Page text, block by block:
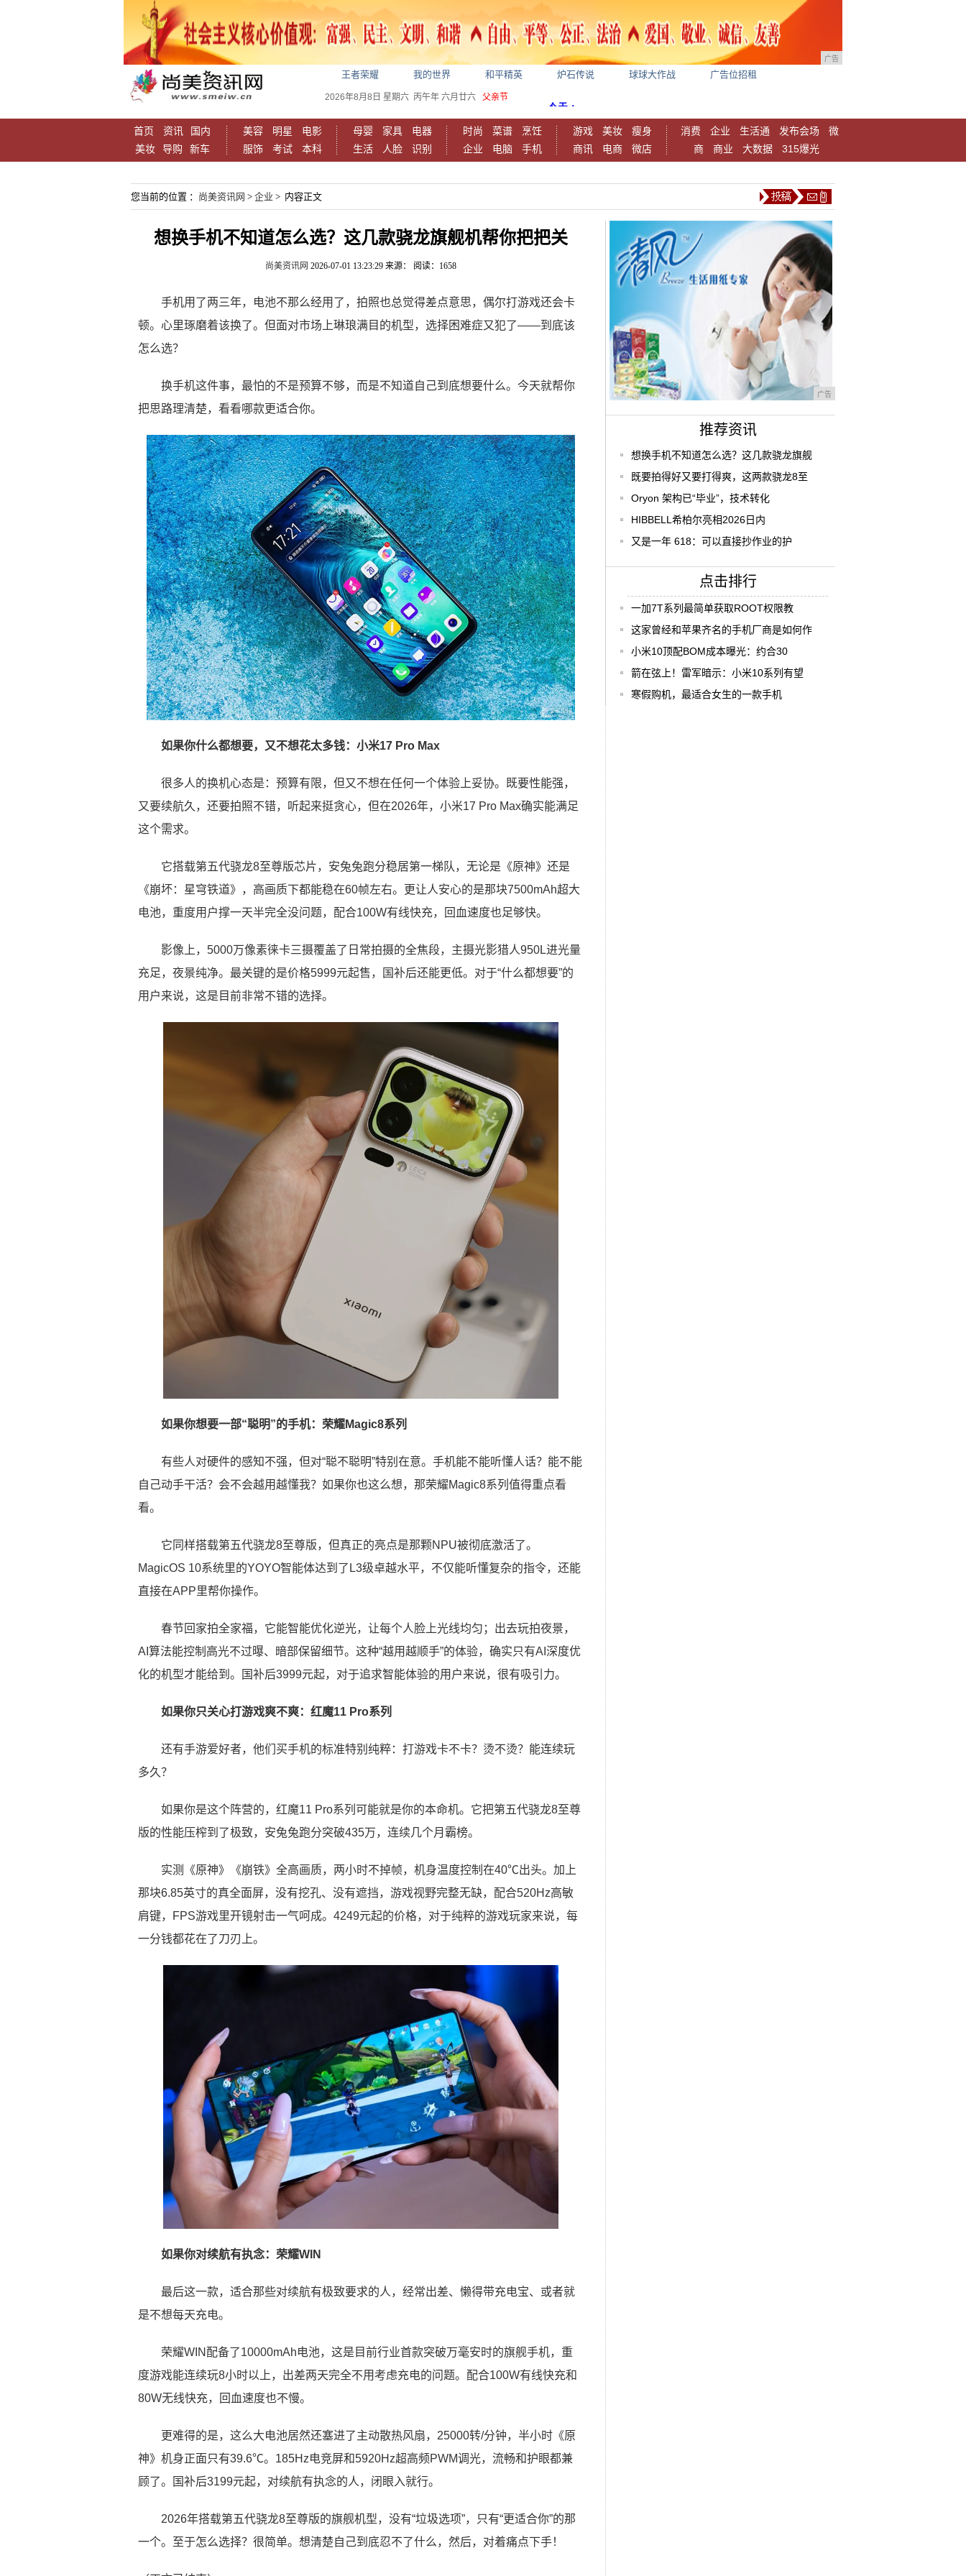
广告
王者荣耀 我的世界 和平精英 炉石传说 球球大作战 广告位招租
2026年8月8日 星期六 丙午年 六月廿六 父亲节
首页 资讯
国内
美妆
导购 新车
美容 明星
电影
服饰
考试 本科
母婴 家具
电器
生活
人脸 识别
时尚 菜谱
烹饪
企业
电脑 手机
游戏 美妆
瘦身
商讯
电商 微店
消费 企业 生活通 发布会场
微
商
商业 大数据 315爆光
您当前的位置 ： 尚美资讯网 > 企业 > 内容正文
想换手机不知道怎么选？这几款骁龙旗舰机帮你把把关
尚美资讯网 2026-07-01 13:23:29 来源： 阅读：1658
手机用了两三年，电池不那么经用了，拍照也总觉得差点意思，偶尔打游戏还会卡
顿。心里琢磨着该换了。但面对市场上琳琅满目的机型，选择困难症又犯了——到底该
怎么选？
换手机这件事，最怕的不是预算不够，而是不知道自己到底想要什么。今天就帮你
把思路理清楚，看看哪款更适合你。
如果你什么都想要，又不想花太多钱：小米17 Pro Max
很多人的换机心态是：预算有限，但又不想在任何一个体验上妥协。既要性能强，
又要续航久，还要拍照不错，听起来挺贪心，但在2026年，小米17 Pro Max确实能满足
这个需求。
它搭载第五代骁龙8至尊版芯片，安兔兔跑分稳居第一梯队，无论是《原神》还是
《崩坏：星穹铁道》，高画质下都能稳在60帧左右。更让人安心的是那块7500mAh超大
电池，重度用户撑一天半完全没问题，配合100W有线快充，回血速度也足够快。
影像上，5000万像素徕卡三摄覆盖了日常拍摄的全焦段，主摄光影猎人950L进光量
充足，夜景纯净。最关键的是价格5999元起售，国补后还能更低。对于“什么都想要”的
用户来说，这是目前非常不错的选择。
如果你想要一部“聪明”的手机：荣耀Magic8系列
有些人对硬件的感知不强，但对“聪不聪明”特别在意。手机能不能听懂人话？能不能
自己动手干活？会不会越用越懂我？如果你也这么想，那荣耀Magic8系列值得重点看
看。
它同样搭载第五代骁龙8至尊版，但真正的亮点是那颗NPU被彻底激活了。
MagicOS 10系统里的YOYO智能体达到了L3级卓越水平，不仅能听懂复杂的指令，还能
直接在APP里帮你操作。
春节回家拍全家福，它能智能优化逆光，让每个人脸上光线均匀；出去玩拍夜景，
AI算法能控制高光不过曝、暗部保留细节。这种“越用越顺手”的体验，确实只有AI深度优
化的机型才能给到。国补后3999元起，对于追求智能体验的用户来说，很有吸引力。
如果你只关心打游戏爽不爽：红魔11 Pro系列
还有手游爱好者，他们买手机的标准特别纯粹：打游戏卡不卡？烫不烫？能连续玩
多久？
如果你是这个阵营的，红魔11 Pro系列可能就是你的本命机。它把第五代骁龙8至尊
版的性能压榨到了极致，安兔兔跑分突破435万，连续几个月霸榜。
实测《原神》《崩铁》全高画质，两小时不掉帧，机身温度控制在40℃出头。加上
那块6.85英寸的真全面屏，没有挖孔、没有遮挡，游戏视野完整无缺，配合520Hz高敏
肩键，FPS游戏里开镜射击一气呵成。4249元起的价格，对于纯粹的游戏玩家来说，每
一分钱都花在了刀刃上。
如果你对续航有执念：荣耀WIN
最后这一款，适合那些对续航有极致要求的人，经常出差、懒得带充电宝、或者就
是不想每天充电。
荣耀WIN配备了10000mAh电池，这是目前行业首款突破万毫安时的旗舰手机，重
度游戏能连续玩8小时以上，出差两天完全不用考虑充电的问题。配合100W有线快充和
80W无线快充，回血速度也不慢。
更难得的是，这么大电池居然还塞进了主动散热风扇，25000转/分钟，半小时《原
神》机身正面只有39.6℃。185Hz电竞屏和5920Hz超高频PWM调光，流畅和护眼都兼
顾了。国补后3199元起，对续航有执念的人，闭眼入就行。
2026年搭载第五代骁龙8至尊版的旗舰机型，没有“垃圾选项”，只有“更适合你”的那
一个。至于怎么选择？很简单。想清楚自己到底忍不了什么，然后，对着痛点下手！
广告
推荐资讯
想换手机不知道怎么选？这几款骁龙旗舰
既要拍得好又要打得爽，这两款骁龙8至
Oryon 架构已“毕业”，技术转化
HIBBELL希柏尔亮相2026日内
又是一年 618：可以直接抄作业的护
点击排行
一加7T系列最简单获取ROOT权限教
这家曾经和苹果齐名的手机厂商是如何作
小米10顶配BOM成本曝光：约合30
箭在弦上！雷军暗示：小米10系列有望
寒假购机，最适合女生的一款手机